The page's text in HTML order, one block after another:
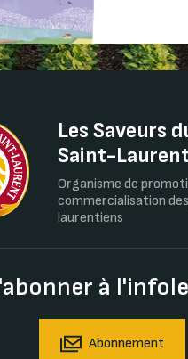
Les Saveurs
Saint-Laurent
Organisme de
commercialisation
laurentiens
à
Abonnement